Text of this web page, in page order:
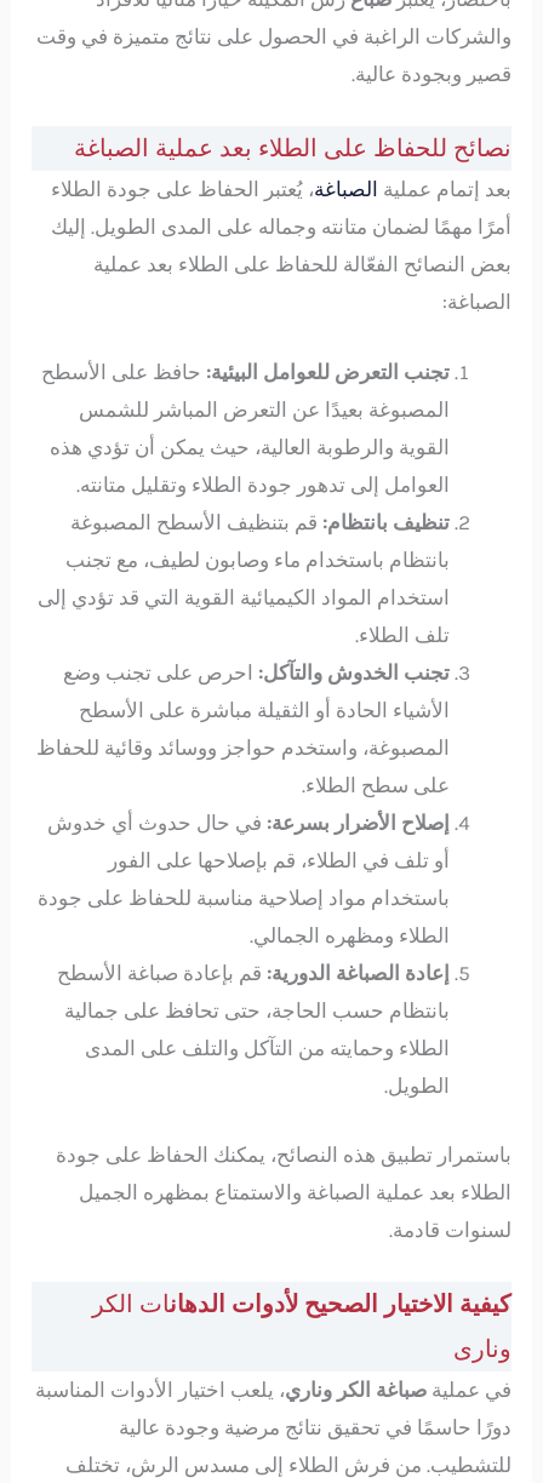
والشركات الراغبة في الحصول على نتائج متميزة في وقت
قصير وبجودة عالية.
نصائح للحفاظ على الطلاء بعد عملية الصباغة
بعد إتمام عملية الصباغة، يُعتبر الحفاظ على جودة الطلاء
أمرًا مهمًا لضمان متانته وجماله على المدى الطويل. إليك
بعض النصائح الفعّالة للحفاظ على الطلاء بعد عملية
الصباغة:
تجنب التعرض للعوامل البيئية: حافظ على الأسطح
المصبوغة بعيدًا عن التعرض المباشر للشمس
القوية والرطوبة العالية، حيث يمكن أن تؤدي هذه
العوامل إلى تدهور جودة الطلاء وتقليل متانته.
تنظيف بانتظام: قم بتنظيف الأسطح المصبوغة
بانتظام باستخدام ماء وصابون لطيف، مع تجنب
استخدام المواد الكيميائية القوية التي قد تؤدي إلى
تلف الطلاء.
تجنب الخدوش والتآكل: احرص على تجنب وضع
الأشياء الحادة أو الثقيلة مباشرة على الأسطح
المصبوغة، واستخدم حواجز ووسائد وقائية للحفاظ
على سطح الطلاء.
إصلاح الأضرار بسرعة: في حال حدوث أي خدوش
أو تلف في الطلاء، قم بإصلاحها على الفور
باستخدام مواد إصلاحية مناسبة للحفاظ على جودة
الطلاء ومظهره الجمالي.
إعادة الصباغة الدورية: قم بإعادة صباغة الأسطح
بانتظام حسب الحاجة، حتى تحافظ على جمالية
الطلاء وحمايته من التآكل والتلف على المدى
الطويل.
باستمرار تطبيق هذه النصائح، يمكنك الحفاظ على جودة
الطلاء بعد عملية الصباغة والاستمتاع بمظهره الجميل
لسنوات قادمة.
كيفية الاختيار الصحيح لأدوات الدهانات الكر
ونارى
في عمليةصباغة الكر وناري، يلعب اختيار الأدوات المناسبة
دورًا حاسمًا في تحقيق نتائج مرضية وجودة عالية
للتشطيب. من فرش الطلاء إلى مسدس الرش، تختلف